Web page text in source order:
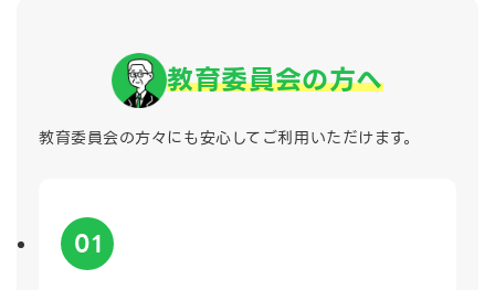
教育委員会の方へ
教育委員会の方々にも安心してご利用いただけます。
01